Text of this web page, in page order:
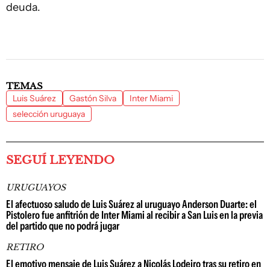
deuda.
TEMAS
Luis Suárez Gastón Silva
Inter Miami
selección uruguaya
SEGUÍ LEYENDO
URUGUAYOS
El afectuoso saludo de Luis Suárez al uruguayo Anderson Duarte: el
Pistolero fue anfitrión de Inter Miami al recibir a San Luis en la previa
del partido que no podrá jugar
RETIRO
El emotivo mensaje de Luis Suárez a Nicolás Lodeiro tras su retiro en